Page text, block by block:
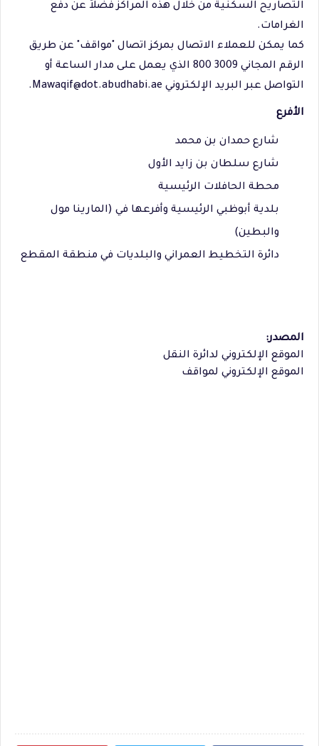
التصاريح السكنية من خلال هذه المراكز فضلاً عن دفع
الغرامات.
كما يمكن للعملاء الاتصال بمركز اتصال "مواقف" عن طريق
الرقم المجاني 3009 800 الذي يعمل على مدار الساعة أو
التواصل عبر البريد الإلكتروني Mawaqif@dot.abudhabi.ae.
الأفرع
شارع حمدان بن محمد
شارع سلطان بن زايد الأول
محطة الحافلات الرئيسية
بلدية أبوظبي الرئيسية وأفرعها في (المارينا مول
والبطين)
دائرة التخطيط العمراني والبلديات في منطقة المقطع
المصدر:
الموقع الإلكتروني لدائرة النقل
الموقع الإلكتروني لمواقف